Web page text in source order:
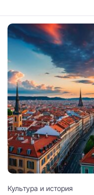
Культура и история